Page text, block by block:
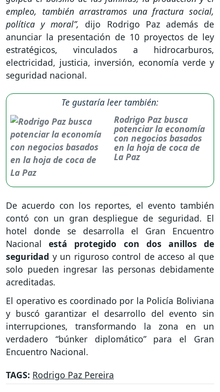
empleo, también arrastramos una fractura social,
política y moral”, dijo Rodrigo Paz además de
anunciar la presentación de 10 proyectos de ley
estratégicos, vinculados a hidrocarburos,
electricidad, justicia, inversión, economía verde y
seguridad nacional.
Te gustaría leer también:
Rodrigo Paz busca
potenciar la economía
con negocios basados
en la hoja de coca de
La Paz
De acuerdo con los reportes, el evento también
contó con un gran despliegue de seguridad. El
hotel donde se desarrolla el Gran Encuentro
Nacionalestá protegido con dos anillos de
seguridad y un riguroso control de acceso al que
solo pueden ingresar las personas debidamente
acreditadas.
El operativo es coordinado por la Policía Boliviana
y buscó garantizar el desarrollo del evento sin
interrupciones, transformando la zona en un
verdadero “búnker diplomático” para el Gran
Encuentro Nacional.
TAGS: Rodrigo Paz Pereira